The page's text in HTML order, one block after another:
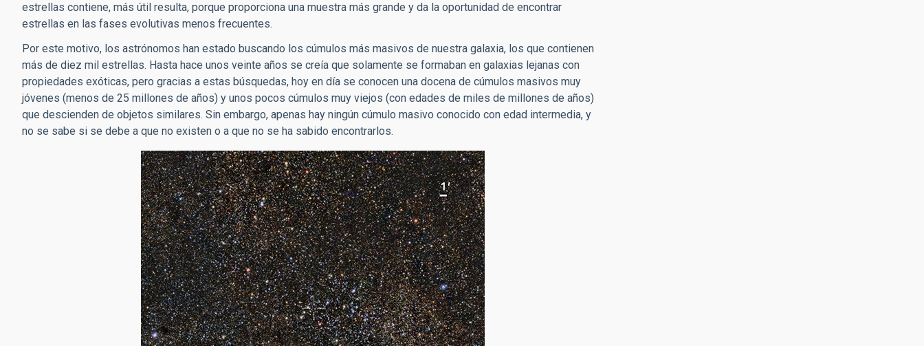
estrellas contiene, más útil resulta, porque proporciona una muestra más grande y da la oportunidad de encontrar
estrellas en las fases evolutivas menos frecuentes.
Por este motivo, los astrónomos han estado buscando los cúmulos más masivos de nuestra galaxia, los que contienen
más de diez mil estrellas. Hasta hace unos veinte años se creía que solamente se formaban en galaxias lejanas con
propiedades exóticas, pero gracias a estas búsquedas, hoy en día se conocen una docena de cúmulos masivos muy
jóvenes (menos de 25 millones de años) y unos pocos cúmulos muy viejos (con edades de miles de millones de años)
que descienden de objetos similares. Sin embargo, apenas hay ningún cúmulo masivo conocido con edad intermedia, y
no se sabe si se debe a que no existen o a que no se ha sabido encontrarlos.